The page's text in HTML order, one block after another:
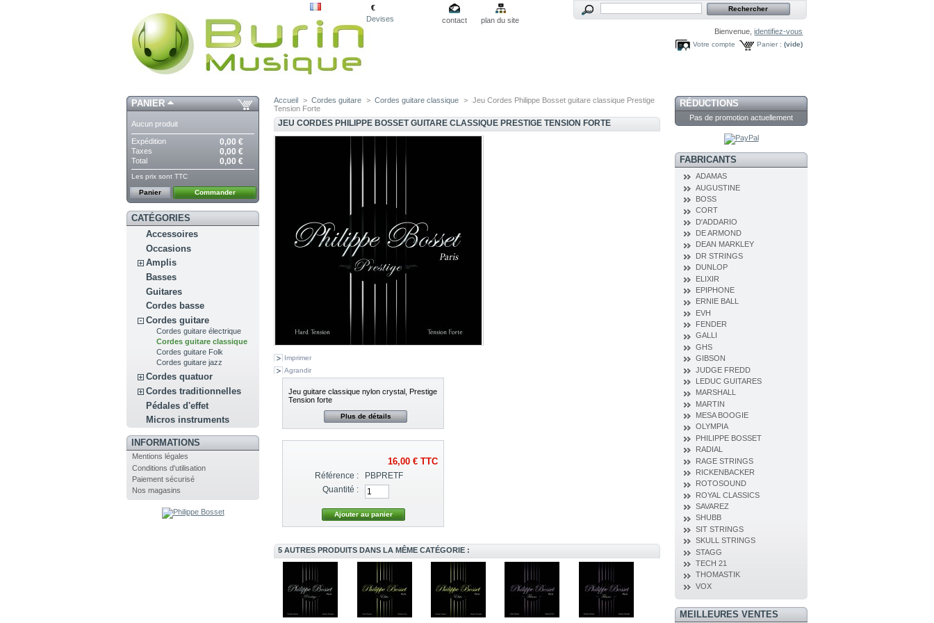
€
Devises
contact
plan du site
Bienvenue,identifiez-vous
Panier : (vide)
Votre compte
PANIER
Aucun produit
Expédition 0,00 €
Taxes 0,00 €
Total 0,00 €
Les prix sont TTC
Panier Commander
CATÉGORIES
Accessoires
Occasions
Amplis
Basses
Guitares
Cordes basse
Cordes guitare
Cordes guitare électrique
Cordes guitare classique
Cordes guitare Folk
Cordes guitare jazz
Cordes quatuor
Cordes traditionnelles
Pédales d'effet
Micros instruments
INFORMATIONS
Mentions légales
Conditions d'utilisation
Paiement sécurisé
Nos magasins
Accueil > Cordes guitare > Cordes guitare classique > Jeu Cordes Philippe Bosset guitare classique Prestige
Tension Forte
JEU CORDES PHILIPPE BOSSET GUITARE CLASSIQUE PRESTIGE TENSION FORTE
Imprimer
Agrandir
Jeu guitare classique nylon crystal, Prestige
Tension forte
Plus de détails
16,00 €TTC
Référence :
PBPRETF
Quantité :
5 AUTRES PRODUITS DANS LA MÊME CATÉGORIE :
RÉDUCTIONS
Pas de promotion actuellement
FABRICANTS
ADAMAS
AUGUSTINE
BOSS
CORT
D'ADDARIO
DE ARMOND
DEAN MARKLEY
DR STRINGS
DUNLOP
ELIXIR
EPIPHONE
ERNIE BALL
EVH
FENDER
GALLI
GHS
GIBSON
JUDGE FREDD
LEDUC GUITARES
MARSHALL
MARTIN
MESA BOOGIE
OLYMPIA
PHILIPPE BOSSET
RADIAL
RAGE STRINGS
RICKENBACKER
ROTOSOUND
ROYAL CLASSICS
SAVAREZ
SHUBB
SIT STRINGS
SKULL STRINGS
STAGG
TECH 21
THOMASTIK
VOX
MEILLEURES VENTES